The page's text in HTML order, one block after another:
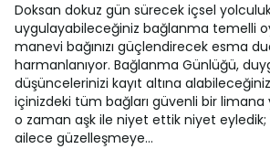
Doksan dokuz gün sürecek içsel
uygulayabileceğiniz bağlanma temelli
manevi bağınızı güçlendirecek esma
harmanlanıyor. Bağlanma Günlüğü,
düşüncelerinizi kayıt altına
içinizdeki tüm bağları güvenli bir limana
o zaman aşk ile niyet ettik niyet
ailece güzelleşmeye…